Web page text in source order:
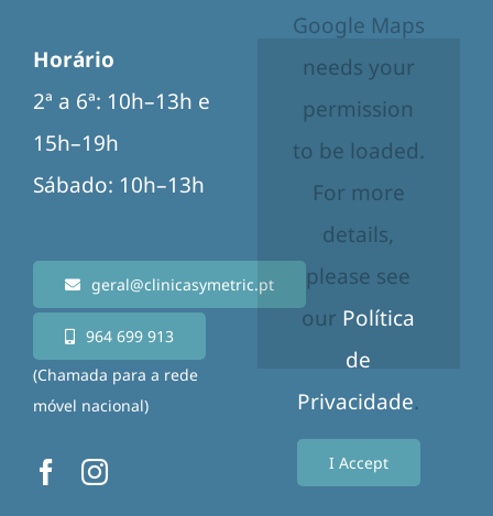
Horário
2ª a 6ª: 10h–13h e
15h–19h
Sábado: 10h–13h
geral@clinicasymetric.pt
964 699 913
(Chamada para a rede
móvel nacional)
Google Maps
needs your
permission
to be loaded.
For more
details,
please see
our Política
de
Privacidade.
I Accept